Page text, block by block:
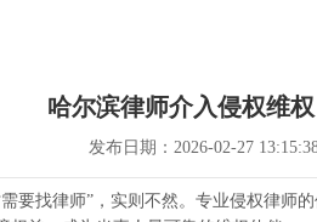
哈尔滨律师介入侵权维
发布日期：2026-02-27
要找律师”，实则不然。专业侵权律